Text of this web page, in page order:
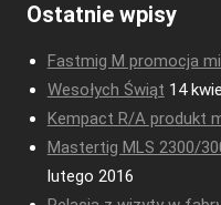
Ostatnie wpisy
Fastmig M promocja
Wesołych Świąt 14
Kempact R/A produkt
Mastertig MLS 2300/
lutego 2016